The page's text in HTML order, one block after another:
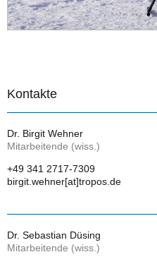
Kontakte
Dr. Birgit Wehner
Mitarbeitende (wiss.)
+49 341 2717-7309
birgit.wehner[at]tropos.de
Dr. Sebastian Düsing
Mitarbeitende (wiss.)